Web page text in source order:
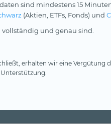
sind mindestens 15
(Aktien, ETFs, Fonds) und
und genau sind.
erhalten wir eine Vergütung